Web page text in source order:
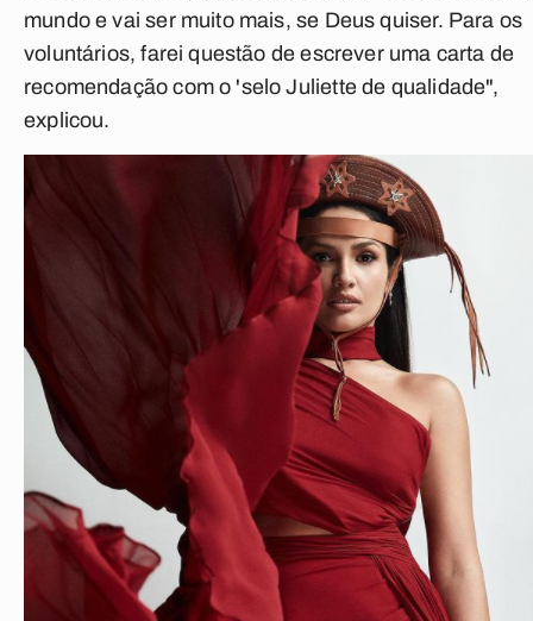
mundo e vai ser muito mais, se Deus quiser. Para os
voluntários, farei questão de escrever uma carta de
recomendação com o 'selo Juliette de qualidade",
explicou.